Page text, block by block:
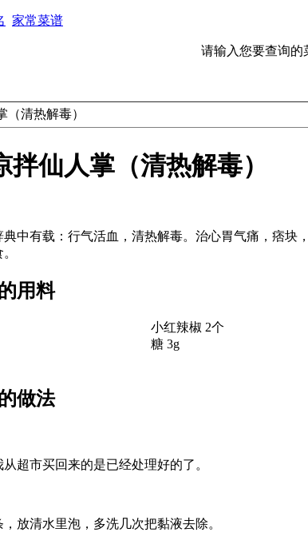
家常菜谱
请输入您要查询的
（清热解毒）
拌仙人掌（清热解毒）
中有载：行气活血，清热解毒。治心胃气痛，痞
用料
小红辣椒 2个
糖 3g
做法
超市买回来的是已经处理好的了。
放清水里泡，多洗几次把黏液去除。